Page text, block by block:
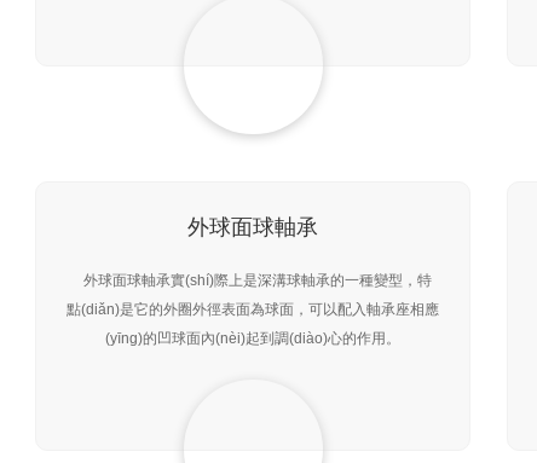
外球面球軸承
外球面球軸承實(shí)際上是深溝球軸承的一種變型，特
點(diǎn)是它的外圈外徑表面為球面，可以配入軸承座相應
(yīng)的凹球面內(nèi)起到調(diào)心的作用。